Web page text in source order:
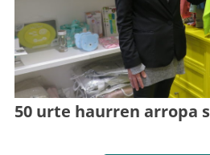
50 urte haurren arropa